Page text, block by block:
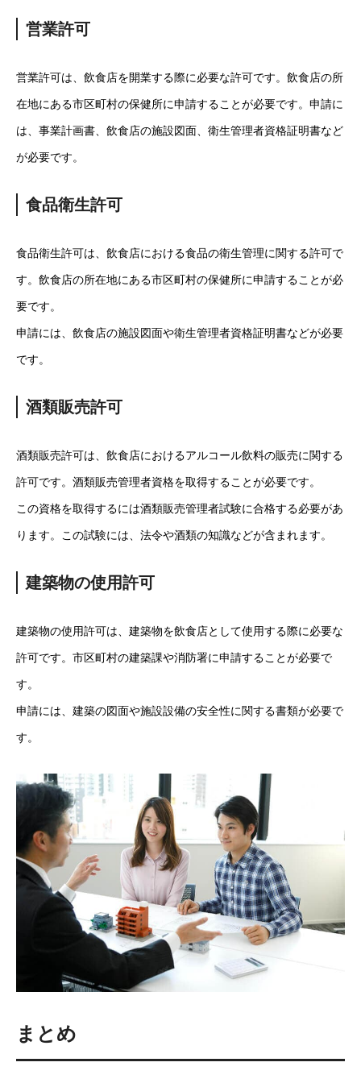
営業許可
営業許可は、飲食店を開業する際に必要な許可です。飲食店の所
在地にある市区町村の保健所に申請することが必要です。申請に
は、事業計画書、飲食店の施設図面、衛生管理者資格証明書など
が必要です。
食品衛生許可
食品衛生許可は、飲食店における食品の衛生管理に関する許可で
す。飲食店の所在地にある市区町村の保健所に申請することが必
要です。
申請には、飲食店の施設図面や衛生管理者資格証明書などが必要
です。
酒類販売許可
酒類販売許可は、飲食店におけるアルコール飲料の販売に関する
許可です。酒類販売管理者資格を取得することが必要です。
この資格を取得するには酒類販売管理者試験に合格する必要があ
ります。この試験には、法令や酒類の知識などが含まれます。
建築物の使用許可
建築物の使用許可は、建築物を飲食店として使用する際に必要な
許可です。市区町村の建築課や消防署に申請することが必要で
す。
申請には、建築の図面や施設設備の安全性に関する書類が必要で
す。
まとめ